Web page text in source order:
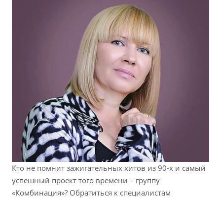
Кто не помнит зажигательных хитов из 90-х и самый
успешный проект того времени – группу
«Комбинация»? Обратиться к специалистам